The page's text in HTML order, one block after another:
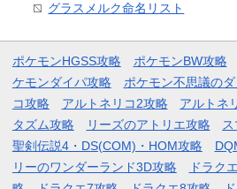
グラスメルク命名リスト
ポケモンHGSS攻略 ポケモンBW攻略
ケモンダイパ攻略
ポケモン不思議の
コ攻略
アルトネリコ2攻略 アルトネ
タズム攻略
リーズのアトリエ攻略
聖剣伝説4・DS(COM)・HOM攻略
リーのワンダーランド3D攻略
ドラク